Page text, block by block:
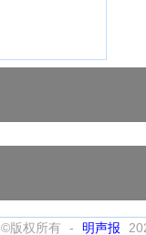
©版权所有 - 明声报